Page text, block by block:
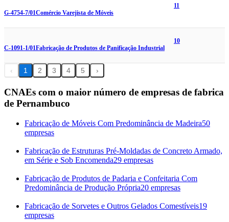
G-4754-7/01Comércio Varejista de Móveis
11
C-1091-1/01Fabricação de Produtos de Panificação Industrial
10
‹ 1 2 3 4 5 ›
CNAEs com o maior número de empresas de fabrica
de Pernambuco
Fabricação de Móveis Com Predominância de Madeira50
empresas
Fabricação de Estruturas Pré-Moldadas de Concreto Armado,
em Série e Sob Encomenda29 empresas
Fabricação de Produtos de Padaria e Confeitaria Com
Predominância de Produção Própria20 empresas
Fabricação de Sorvetes e Outros Gelados Comestíveis19
empresas